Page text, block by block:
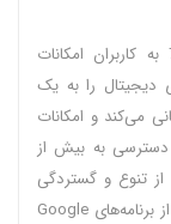
سیستم‌عامل اندروید در تلویزیون شارپ 75EK2X به کاربران امکانات
دیجیتال را به یک
می‌کند و امکانات
دسترسی به بیش از
از تنوع و گستردگی
محتواهای مورد علاقه‌شان لذت ببرند و به طور آسان از برنامه‌های Google